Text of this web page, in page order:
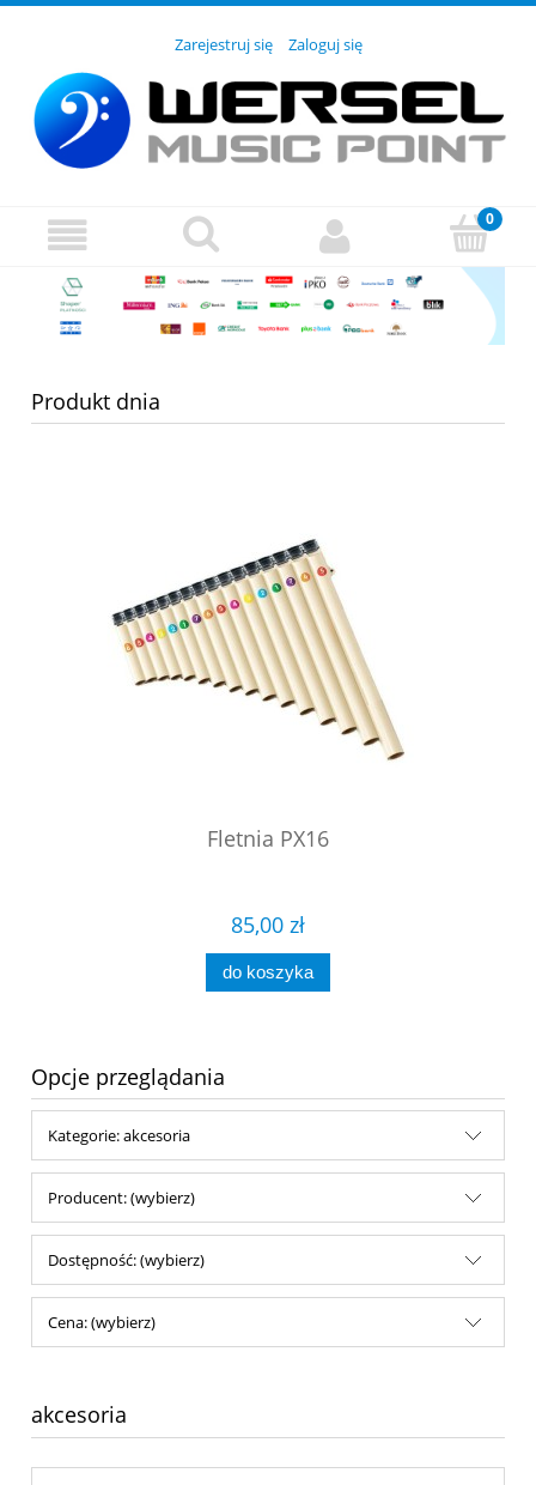
Zarejestruj się Zaloguj się
Produkt dnia
Fletnia PX16
85,00 zł
do koszyka
Opcje przeglądania
Kategorie: akcesoria
Producent: (wybierz)
Dostępność: (wybierz)
Cena: (wybierz)
akcesoria